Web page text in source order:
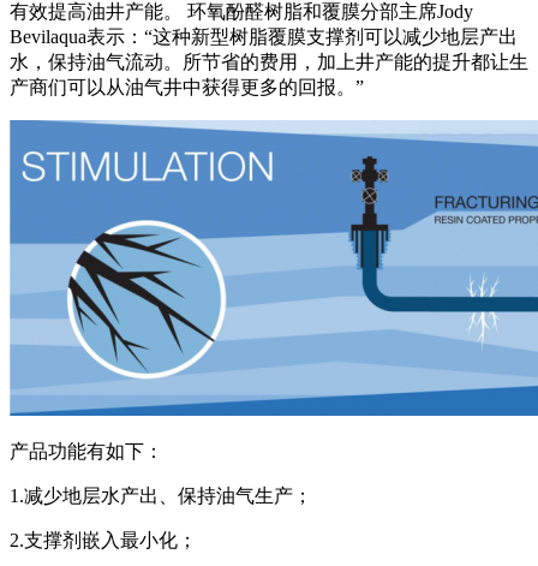
有效提高油井产能。 环氧酚醛树脂和覆膜分部主席Jody
Bevilaqua表示：“这种新型树脂覆膜支撑剂可以减少地层产出
水，保持油气流动。所节省的费用，加上井产能的提升都让生
产商们可以从油气井中获得更多的回报。”
产品功能有如下：
1.减少地层水产出、保持油气生产；
2.支撑剂嵌入最小化；